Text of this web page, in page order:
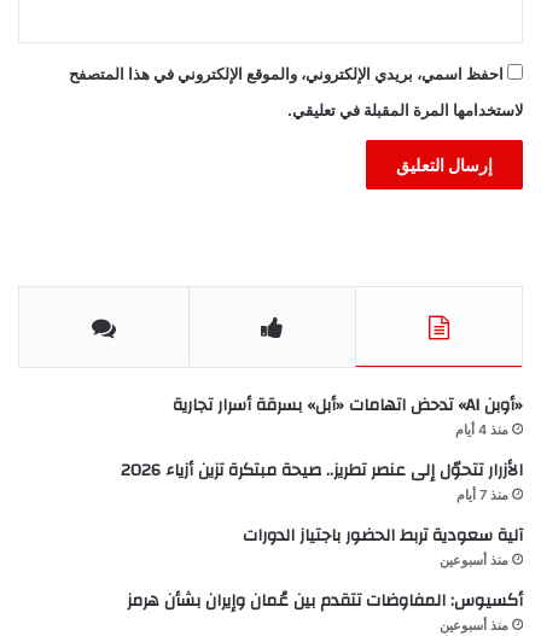
احفظ اسمي، بريدي الإلكتروني، والموقع الإلكتروني في هذا المتصفح
لاستخدامها المرة المقبلة في تعليقي.
«أوبن AI» تدحض اتهامات «أبل» بسرقة أسرار تجارية
منذ 4 أيام
الأزرار تتحوّل إلى عنصر تطريز.. صيحة مبتكرة تزين أزياء 2026
منذ 7 أيام
آلية سعودية تربط الحضور باجتياز الدورات
منذ أسبوعين
أكسيوس: المفاوضات تتقدم بين عُمان وإيران بشأن هرمز
منذ أسبوعين